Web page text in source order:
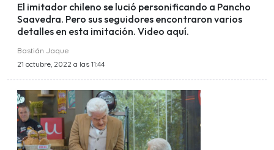
El imitador chileno se lució personificando a Pancho
Saavedra. Pero sus seguidores encontraron varios
detalles en esta imitación. Video aquí.
Bastián Jaque
21 octubre, 2022 a las 11:44